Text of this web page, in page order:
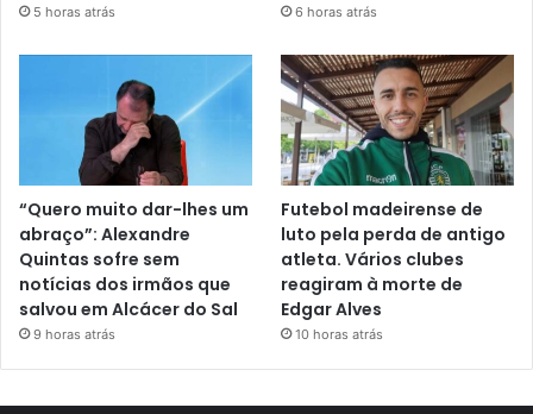
5 horas atrás 6 horas atrás
“Quero muito dar-lhes um
abraço”: Alexandre
Quintas sofre sem
notícias dos irmãos que
salvou em Alcácer do Sal
9 horas atrás
Futebol madeirense de
luto pela perda de antigo
atleta. Vários clubes
reagiram à morte de
Edgar Alves
10 horas atrás